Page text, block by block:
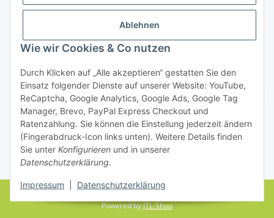
Ablehnen
Wie wir Cookies & Co nutzen
Durch Klicken auf „Alle akzeptieren“ gestatten Sie den
Einsatz folgender Dienste auf unserer Website: YouTube,
ReCaptcha, Google Analytics, Google Ads, Google Tag
Manager, Brevo, PayPal Express Checkout und
Ratenzahlung. Sie können die Einstellung jederzeit ändern
(Fingerabdruck-Icon links unten). Weitere Details finden
Sie unter Konfigurieren und in unserer
Datenschutzerklärung.
Impressum Datenschutzerklärung
Rechtliches
Vertrag widerrufen
* Alle Preise inkl. gesetzlicher USt., zzgl.
Powered byJTL-Shop